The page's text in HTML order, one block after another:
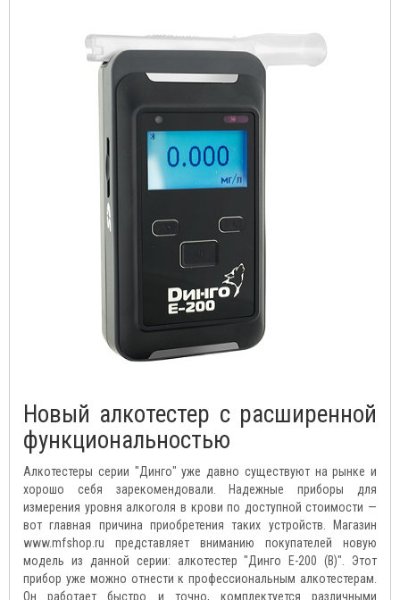
Новый алкотестер с расширенной
функциональностью
Алкотестеры серии "Динго" уже давно существуют на рынке и
хорошо себя зарекомендовали. Надежные приборы для
измерения уровня алкоголя в крови по доступной стоимости —
вот главная причина приобретения таких устройств. Магазин
www.mfshop.ru представляет вниманию покупателей новую
модель из данной серии: алкотестер "Динго Е-200 (В)". Этот
прибор уже можно отнести к профессиональным алкотестерам.
Он работает быстро и точно, комплектуется различными